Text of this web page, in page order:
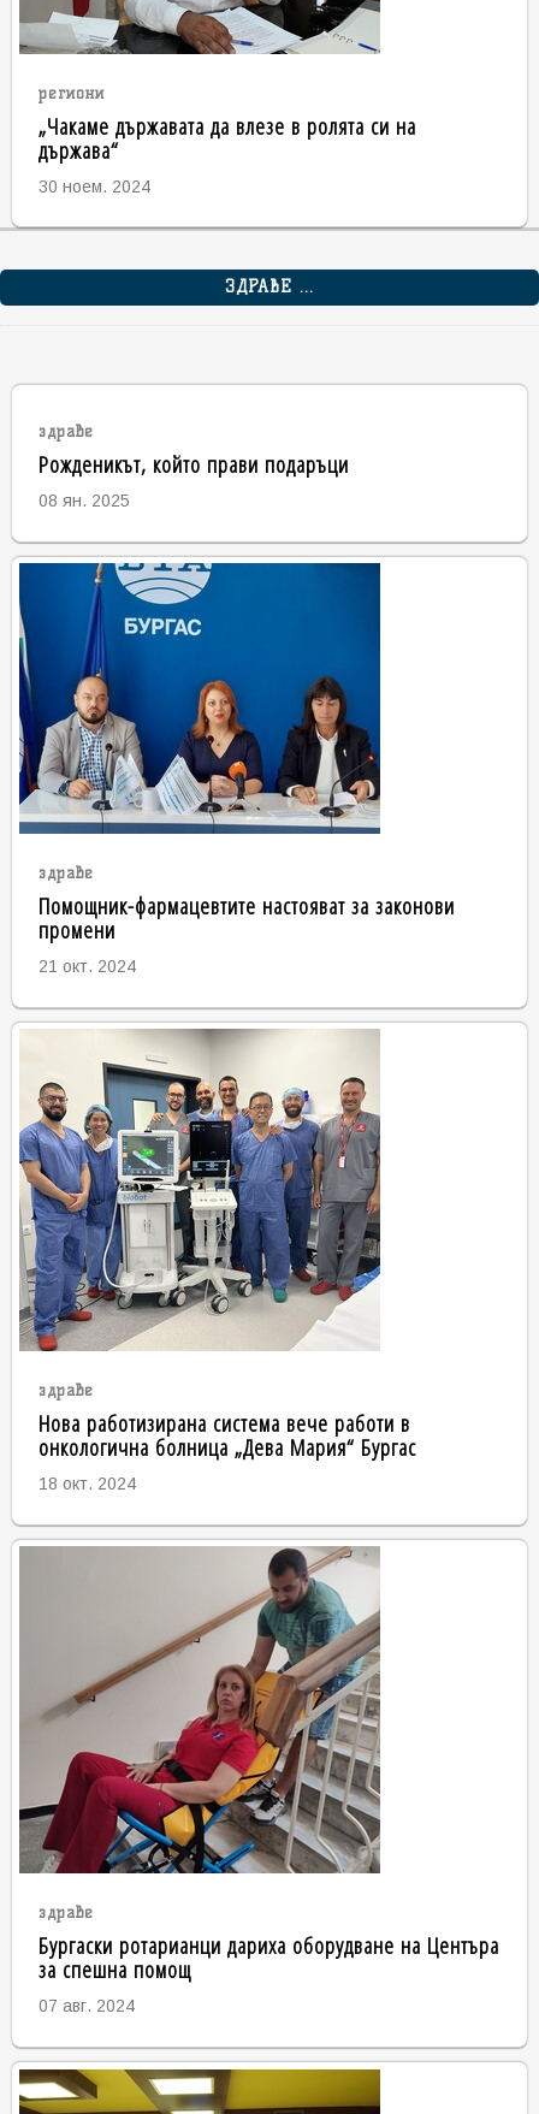
региони
„Чакаме държавата да влезе в ролята си на
държава“
30 ноем. 2024
ЗДРАВЕ ...
здраве
Рожденикът, който прави подаръци
08 ян. 2025
здраве
Помощник-фармацевтите настояват за законови
промени
21 окт. 2024
здраве
Нова работизирана система вече работи в
онкологична болница „Дева Мария“ Бургас
18 окт. 2024
здраве
Бургаски ротарианци дариха оборудване на Центъра
за спешна помощ
07 авг. 2024